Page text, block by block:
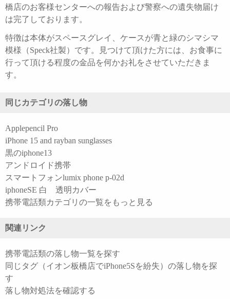
橋店のお客様センターへの報告および警察への遺失物届け
は完了しております。
特徴は本体がスペースグレイ、ケースが青と緑のシマシマ
模様（Speck社製）です。見つけて頂けた方には、お食事に
行って頂ける程度の金品を何かお礼をさせていただきま
す。
同じカテゴリの落し物
Applepencil Pro
iPhone 15 and rayban sunglasses
黒のiphone13
アンドロイド携帯
スマートフォンlumix phone p-02d
iphoneSE 白 透明カバー
携帯電話類カテゴリの一覧をもっと見る
関連リンク
携帯電話類の落し物一覧を探す
同じタグ（イオン板橋店でiPhone5Sを紛失）の落し物を探
す
落し物対処法を確認する